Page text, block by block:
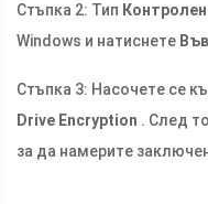
Стъпка 2: Тип
Windows и натиснете
Стъпка 3: Насочете се
Drive Encryption . След
за да намерите